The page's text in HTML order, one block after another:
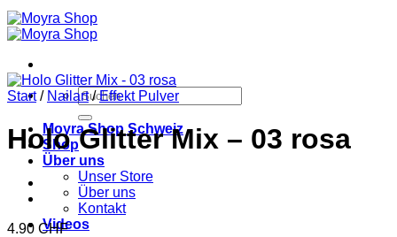
Suchen
nach:
Moyra Shop Schweiz
Shop
Über uns
Unser Store
Über uns
Kontakt
Videos
Start / Nailart / Effekt Pulver
Holo Glitter Mix – 03 rosa
4.90 CHF